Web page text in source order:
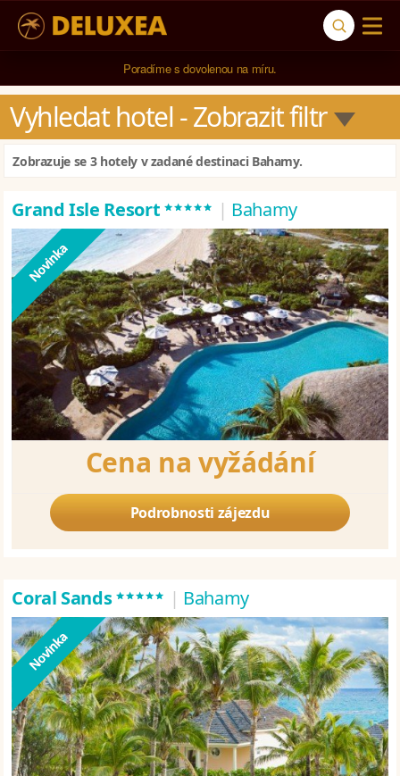
Poradíme s dovolenou na míru.
Vyhledat hotel - Zobrazit filtr
Zobrazuje se 3 hotely v zadané destinaci Bahamy.
Grand Isle Resort***** | Bahamy
Cena na vyžádání
Podrobnosti zájezdu
Coral Sands***** | Bahamy